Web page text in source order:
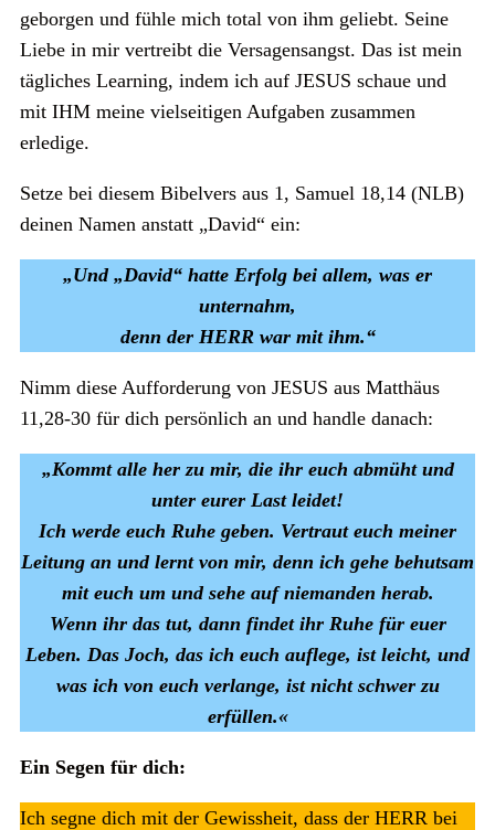
geborgen und fühle mich total von ihm geliebt. Seine
Liebe in mir vertreibt die Versagensangst. Das ist mein
tägliches Learning, indem ich auf JESUS schaue und
mit IHM meine vielseitigen Aufgaben zusammen
erledige.
Setze bei diesem Bibelvers aus 1, Samuel 18,14 (NLB)
deinen Namen anstatt „David“ ein:
„Und „David“ hatte Erfolg bei allem, was er
unternahm,
denn der HERR war mit ihm.“
Nimm diese Aufforderung von JESUS aus Matthäus
11,28-30 für dich persönlich an und handle danach:
„Kommt alle her zu mir, die ihr euch abmüht und
unter eurer Last leidet!
Ich werde euch Ruhe geben. Vertraut euch meiner
Leitung an und lernt von mir, denn ich gehe behutsam
mit euch um und sehe auf niemanden herab.
Wenn ihr das tut, dann findet ihr Ruhe für euer
Leben. Das Joch, das ich euch auflege, ist leicht, und
was ich von euch verlange, ist nicht schwer zu
erfüllen.«
Ein Segen für dich:
Ich segne dich mit der Gewissheit, dass der HERR bei